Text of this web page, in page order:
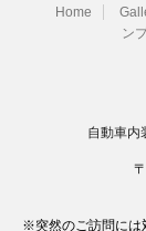
Home
ン
自動車内
※突然のご訪問には